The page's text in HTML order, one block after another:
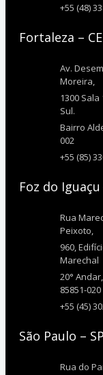
+55 (48)
Fortaleza – CE
Av.
Moreira,
1300 Sala
Sul.
Bairro
002
+55 (85)
Foz do Iguaçu
Rua
Peixoto,
960,
Marechal
20°
85851-020
+55 (45)
São Paulo – SP
Rua do